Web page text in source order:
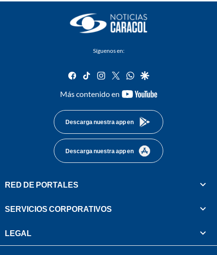
Síguenos en:
facebook
tiktok instagram
twitterwhatsapp
google
Más contenido en
youtube-
Descarga nuestra app en
Descarga nuestra app en
RED DE PORTALES
SERVICIOS CORPORATIVOS
LEGAL